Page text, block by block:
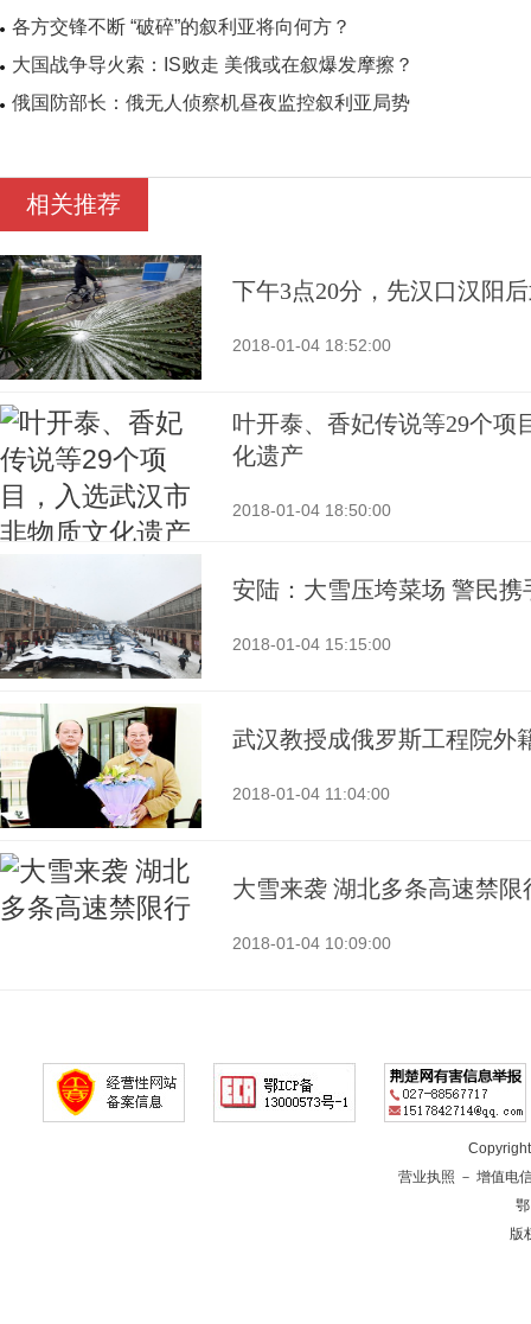
各方交锋不断 “破碎”的叙利亚将向何方？
大国战争导火索：IS败走 美俄或在叙爆发摩擦？
俄国防部长：俄无人侦察机昼夜监控叙利亚局势
相关推荐
下午3点20分，先汉口汉阳
2018-01-04 18:52:00
叶开泰、香妃传说等29个项
化遗产
2018-01-04 18:50:00
安陆：大雪压垮菜场 警民携
2018-01-04 15:15:00
武汉教授成俄罗斯工程院外
2018-01-04 11:04:00
大雪来袭 湖北多条高速禁限
2018-01-04 10:09:00
营业执照 － 增值电
版